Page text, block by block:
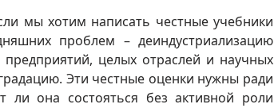
мы хотим написать честные учебники
проблем – деиндустриализацию
предприятий, целых отраслей и научных
Эти честные оценки нужны ради
она состояться без активной роли